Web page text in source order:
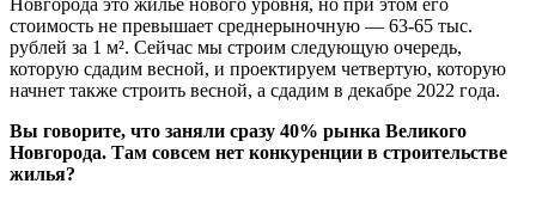
стоимость не превышает среднерыночную — 63-65 тыс.
рублей за 1 м². Сейчас мы строим следующую очередь,
которую сдадим весной, и проектируем четвертую, которую
начнет также строить весной, а сдадим в декабре 2022 года.
Вы говорите, что заняли сразу 40% рынка Великого
Новгорода. Там совсем нет конкуренции в строительстве
жилья?